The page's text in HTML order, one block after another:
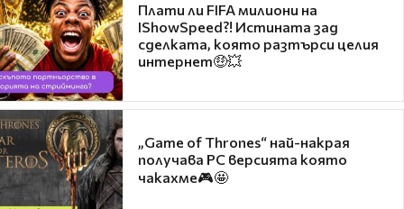
Плати ли FIFA милиони на
IShowSpeed?! Истината зад
сделката, която разтърси целия
интернет🤑💥
„Game of Thrones“ най-накрая
получава PC версията която
чакахме🎮🤩